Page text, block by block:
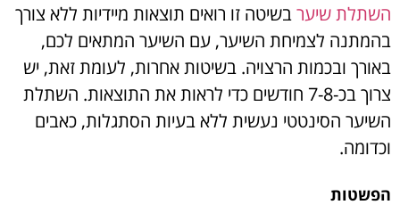
השתלת שיערבשיטה זו רואים תוצאות מיידיות ללא צורך
בהמתנה לצמיחת השיער, עם השיער המתאים לכם,
באורך ובכמות הרצויה. בשיטות אחרות, לעומת זאת, יש
צרוך בכ-7-8 חודשים כדי לראות את התוצאות. השתלת
השיער הסינטטי נעשית ללא בעיות הסתגלות, כאבים
וכדומה.
הפשטות